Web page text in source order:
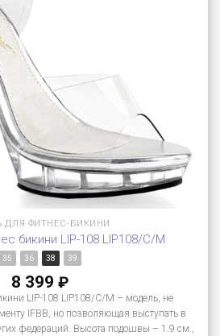
ДЛЯ ФИТНЕС-БИКИНИ
бикини LIP-108 LIP108/C/M
35 36 38 39
8 399 ₽
LIP-108 LIP108/C/M – модель, не
IFBB, но позволяющая выступать в
федераций. Высота подошвы – 1.9 см.,